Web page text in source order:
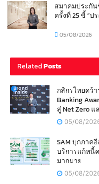
สมาคมประกั
ครั้งที่ 25 ชี้ “
05/08/2026
RelatedPosts
กสิกรไทยคว้
Banking
สู่ Net Zero
05/08/
SAM บุกภาค
บริการแก้หนี้
มากมาย
05/08/